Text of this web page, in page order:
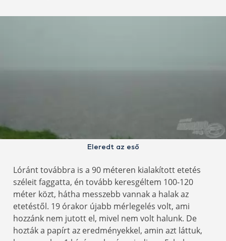
Eleredt az eső
Lóránt továbbra is a 90 méteren kialakított etetés
széleit faggatta, én tovább keresgéltem 100-120
méter közt, hátha messzebb vannak a halak az
etetéstől. 19 órakor újabb mérlegelés volt, ami
hozzánk nem jutott el, mivel nem volt halunk. De
hozták a papírt az eredményekkel, amin azt láttuk,